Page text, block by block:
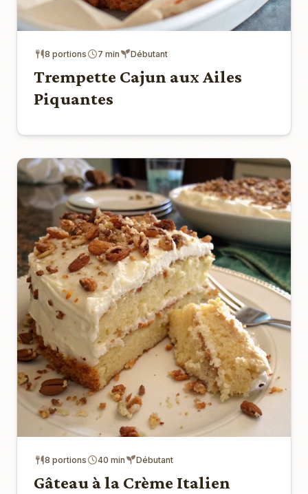
8 portions 7 min Débutant
Trempette Cajun aux Ailes
Piquantes
8 portions 40 min Débutant
Gâteau à la Crème Italien